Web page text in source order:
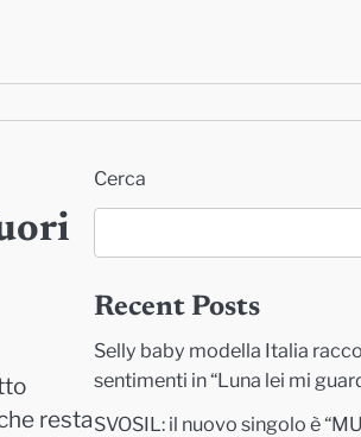
resta
Cerca
Recent Posts
Selly baby modella Italia
sentimenti in “Luna lei mi
SVOSIL: il nuovo singolo è